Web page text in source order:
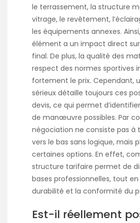
le terrassement, la structure
vitrage, le revêtement,
les équipements annexes.
élément a un impact direct
final. De plus, la qualité des
respect des normes sportives
fortement le prix. Cependant,
sérieux détaille toujours ces
devis, ce qui permet
de manœuvre possibles. Par
négociation ne consiste pas à
vers le bas sans logique, mais
certaines options. En effet,
structure tarifaire permet de
bases professionnelles, tout
durabilité et la conformité du
Est-il réellement